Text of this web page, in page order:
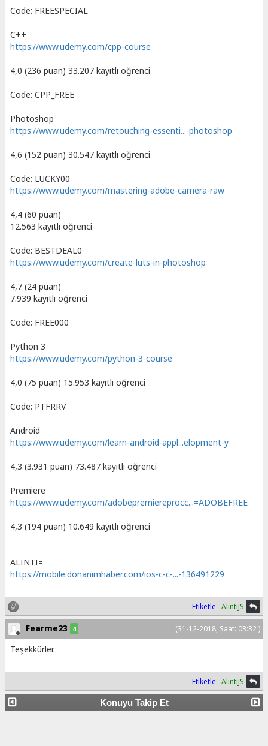
Code: FREESPECIAL
C++
https://www.udemy.com/cpp-course
4,0 (236 puan) 33.207 kayıtlı öğrenci
Code: CPP_FREE
Photoshop
https://www.udemy.com/retouching-essenti...-photoshop
4,6 (152 puan) 30.547 kayıtlı öğrenci
Code: LUCKY00
https://www.udemy.com/mastering-adobe-camera-raw
4,4 (60 puan)
12.563 kayıtlı öğrenci
Code: BESTDEAL0
https://www.udemy.com/create-luts-in-photoshop
4,7 (24 puan)
7.939 kayıtlı öğrenci
Code: FREE000
Python 3
https://www.udemy.com/python-3-course
4,0 (75 puan) 15.953 kayıtlı öğrenci
Code: PTFRRV
Android
https://www.udemy.com/learn-android-appl...elopment-y
4,3 (3.931 puan) 73.487 kayıtlı öğrenci
Premiere
https://www.udemy.com/adobepremiereprocc...=ADOBEFREE
4,3 (194 puan) 10.649 kayıtlı öğrenci
ALINTI=
https://mobile.donanimhaber.com/ios-c-c-...-136491229
Etiketle AlıntıJS
(31-12-2018, Saat: 03:32 )
Fearme23 4
Teşekkürler.
Etiketle AlıntıJS
Konuyu Takip Et